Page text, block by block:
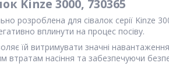
Kinze 3000, 730365
розроблена для сівалок серії Kinze
вплинути на процес посіву.
їй витримувати значні
втратам насіння та забезпечуючи